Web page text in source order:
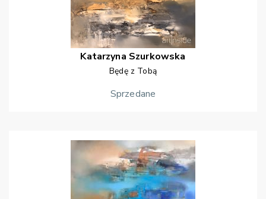
Katarzyna Szurkowska
Będę z Tobą
Sprzedane